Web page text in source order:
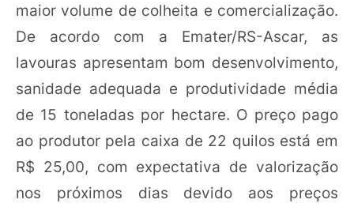
maior volume de colheita e comercialização.
De acordo com a Emater/RS-Ascar, as
lavouras apresentam bom desenvolvimento,
sanidade adequada e produtividade média
de 15 toneladas por hectare. O preço pago
ao produtor pela caixa de 22 quilos está em
R$ 25,00, com expectativa de valorização
nos próximos dias devido aos preços